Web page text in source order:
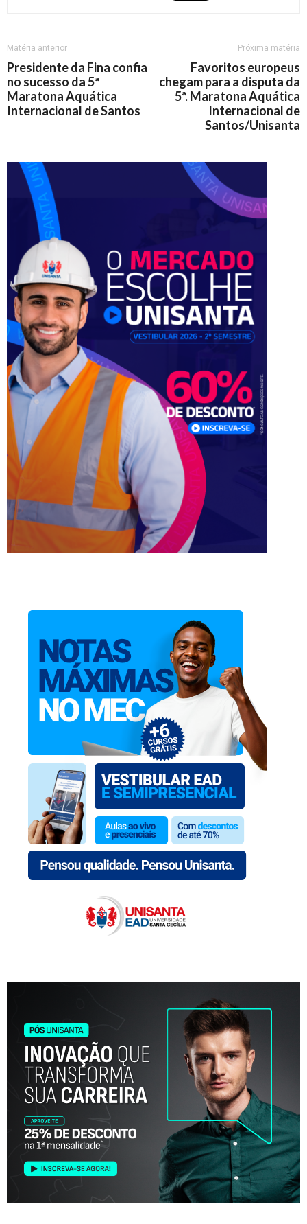
Matéria anterior
Presidente da Fina confia
no sucesso da 5ª
Maratona Aquática
Internacional de Santos
Próxima matéria
Favoritos europeus
chegam para a disputa da
5ª. Maratona Aquática
Internacional de
Santos/Unisanta